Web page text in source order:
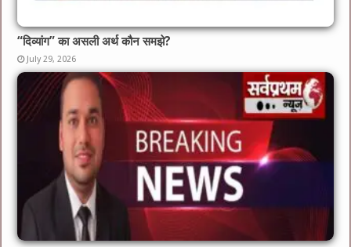
“दिव्यांग” का असली अर्थ कौन समझे?
July 29, 2026